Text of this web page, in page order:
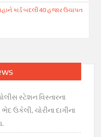
કાર્ડ બદલી 40 હજાર ઉચાપત
સ્ટેશન વિસ્તારના
ઉકેલી, ચોરીના દાગીના